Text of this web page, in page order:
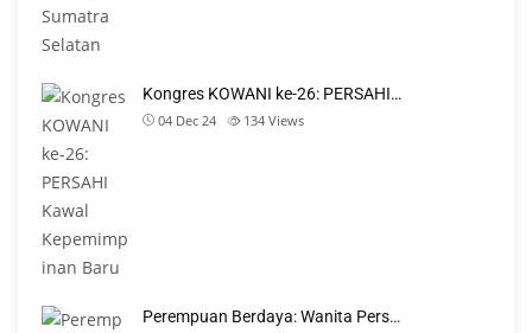
Kongres KOWANI ke-26: PERSAHI…
04 Dec 24 134 Views
Perempuan Berdaya: Wanita Pers…